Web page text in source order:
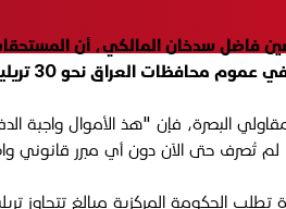
فاضل سدخان المالكي، أن المستحقات
العراق نحو 30 تريليون دينار.
البصرة، فإن "هذ الأموال واجبة
تُصرف حتى الآن دون أي مبرر قانوني